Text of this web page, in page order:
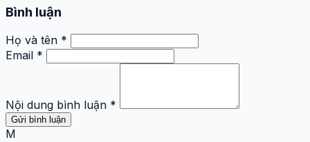
Bình luận
Họ và tên *
Email *
Nội dung bình luận *
Gửi bình luận
M